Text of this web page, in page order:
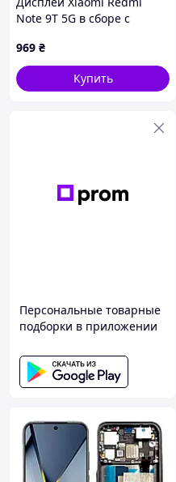
Note 9T 5G в сборе с
FULL orig
969 ₴
Купить
Персональные товарные
подборки в приложении